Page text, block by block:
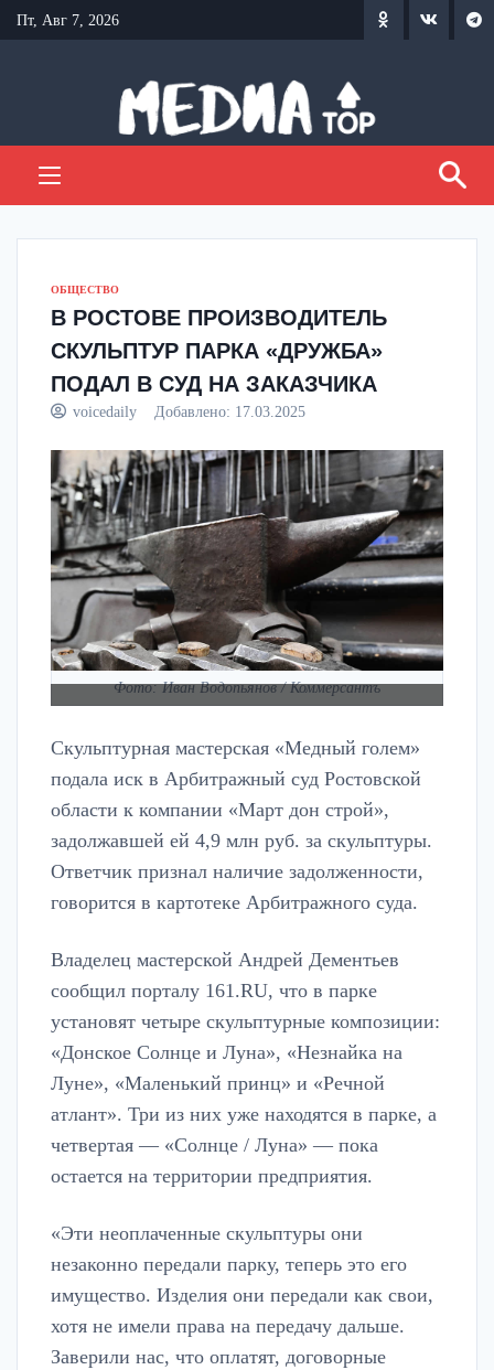
Перейти
к
Пт, Авг 7, 2026
ОБЩЕСТВО
В РОСТОВЕ ПРОИЗВОДИТЕЛЬ
СКУЛЬПТУР ПАРКА «ДРУЖБА»
ПОДАЛ В СУД НА ЗАКАЗЧИКА
voicedaily Добавлено: 17.03.2025
Фото: Иван Водопьянов / Коммерсантъ
Скульптурная мастерская «Медный голем»
подала иск в Арбитражный суд Ростовской
области к компании «Март дон строй»,
задолжавшей ей 4,9 млн руб. за скульптуры.
Ответчик признал наличие задолженности,
говорится в картотеке Арбитражного суда.
Владелец мастерской Андрей Дементьев
сообщил порталу 161.RU, что в парке
установят четыре скульптурные композиции:
«Донское Солнце и Луна», «Незнайка на
Луне», «Маленький принц» и «Речной
атлант». Три из них уже находятся в парке, а
четвертая — «Солнце / Луна» — пока
остается на территории предприятия.
«Эти неоплаченные скульптуры они
незаконно передали парку, теперь это его
имущество. Изделия они передали как свои,
хотя не имели права на передачу дальше.
Заверили нас, что оплатят, договорные